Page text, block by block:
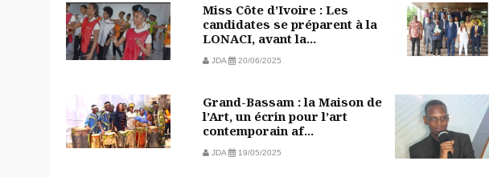
Miss Côte d’Ivoire : Les
candidates se préparent à la
LONACI, avant la...
JDA 20/06/2025
Grand-Bassam : la Maison de
l’Art, un écrin pour l’art
contemporain af...
JDA 19/05/2025